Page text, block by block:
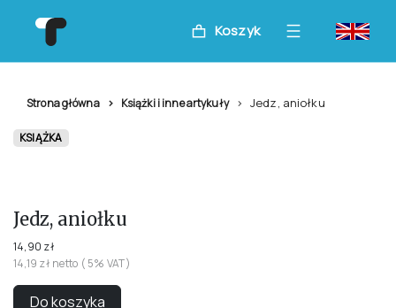
Koszyk
Strona główna Książki i inne artykuły Jedz, aniołku
KSIĄŻKA